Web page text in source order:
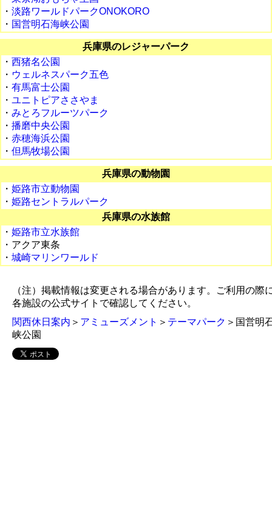
・ 淡路ワールドパークONOKORO
・ 国営明石海峡公園
兵庫県のレジャーパーク
・ 西猪名公園
・ ウェルネスパーク五色
・ 有馬富士公園
・ ユニトピアささやま
・ みとろフルーツパーク
・ 播磨中央公園
・ 赤穂海浜公園
・ 但馬牧場公園
兵庫県の動物園
・ 姫路市立動物園
・ 姫路セントラルパーク
兵庫県の水族館
・ 姫路市立水族館
・アクア東条
・ 城崎マリンワールド
（注）掲載情報は変更される場合があります。ご利用の際
各施設の公式サイトで確認してください。
関西休日案内 ＞ アミューズメント ＞ テーマパーク ＞国営明
峡公園